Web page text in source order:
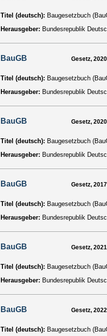
Titel (deutsch): Baugesetzbuch
Herausgeber: Bundesrepublik
BauGB Gesetz,
Titel (deutsch): Baugesetzbuch
Herausgeber: Bundesrepublik
BauGB Gesetz,
Titel (deutsch): Baugesetzbuch
Herausgeber: Bundesrepublik
BauGB Gesetz,
Titel (deutsch): Baugesetzbuch
Herausgeber: Bundesrepublik
BauGB Gesetz,
Titel (deutsch): Baugesetzbuch
Herausgeber: Bundesrepublik
BauGB Gesetz,
Titel (deutsch): Baugesetzbuch